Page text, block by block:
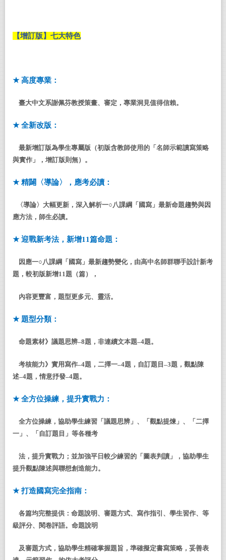
【增訂版】七大特色
★ 高度專業 ：
臺大中文系謝佩芬教授策畫、 審定 ，專業洞見值得信賴。
★ 全新改版 ：
最新增訂版為學生專屬版 （初版含教師使用的 「名師示範讀寫策略
與實作」，增訂版則無）。
★ 精闢〈導論〉， 應考必讀 ：
〈導論〉大幅更新 ， 深入解析一○八課綱「國寫」最新命題趨勢與因
應方法 ， 師生必讀。
★ 迎戰新考法， 新增11篇命題 ：
因應一○八課綱 「 國寫 」 最新趨勢變化，由高中名師群聯手設計新考
題，較初版新增11題（篇），
內容更豐富，題型更多元、靈活。
★ 題型分類 ：
命題素材》議題思辨–8題 ， 非連續文本題–4題。
考核能力》實用寫作–4題，二擇一–4題，自訂題目 –3題，觀點陳
述–4題，情意抒發–4題。
★ 全方位操練，提升實戰力：
全方位操練，協助學生練習「 議題思辨」、「觀點提煉」、「二擇
一」、「 自訂題目 」 等各種考
法 ， 提升實戰力 ；並加強平日較少練習的 「 圖表判 讀」，協助學生
提升觀點陳述與聯想創造能力。
★ 打造國寫完全指南：
各篇均完整提供：命題說明 、 審題方式、 寫作指引 、 學生習作、 等
級評分、閱卷評語。 命題說明
及審題方式 ，協助學生精確掌握題旨，準確擬定書寫策略，妥善表